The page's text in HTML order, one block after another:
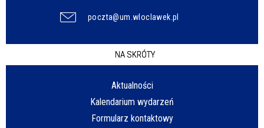
poczta@um.wloclawek.pl
NA SKRÓTY
Aktualności
Kalendarium wydarzeń
Formularz kontaktowy